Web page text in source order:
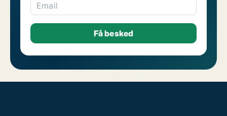
Email